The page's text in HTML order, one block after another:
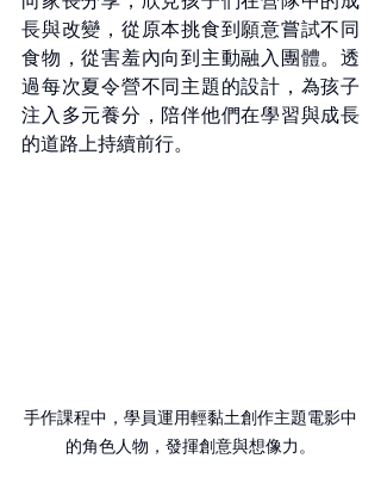
長與改變，從原本挑食到願意嘗試不同
食物，從害羞內向到主動融入團體。透
過每次夏令營不同主題的設計，為孩子
注入多元養分，陪伴他們在學習與成長
的道路上持續前行。
手作課程中，學員運用輕黏土創作主題電影中
的角色人物，發揮創意與想像力。